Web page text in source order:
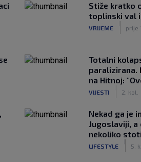
Stiže kratko
toplinski val
VRIJEME prije
Totalni
paralizirana.
na Hitnoj:
VIJESTI 2. kol.
Nekad ga je
Jugoslaviji,
nekoliko
LIFESTYLE 5.